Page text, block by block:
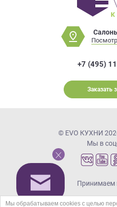
+7 (495)
Заказать
© EVO КУХНИ
Мы в
Принимаем
Мы обрабатываем cookies с целью